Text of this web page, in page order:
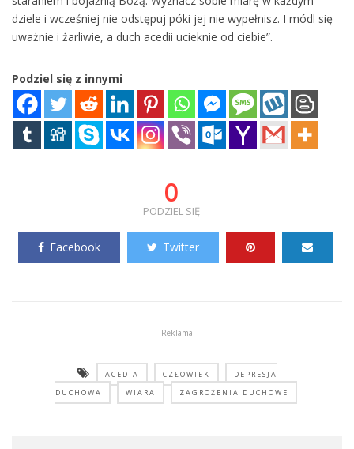
dziele i wcześniej nie odstępuj póki jej nie wypełnisz. I módl się
uważnie i żarliwie, a duch acedii ucieknie od ciebie”.
Podziel się z innymi
0
PODZIEL SIĘ
Facebook Twitter
- Reklama -
ACEDIA CZŁOWIEK
DEPRESJA
DUCHOWA
WIARA ZAGROŻENIA DUCHOWE